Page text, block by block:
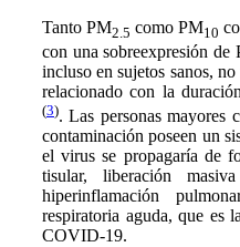
Tanto PM2.5 como PM10
con una sobreexpresión
incluso en sujetos sanos,
relacionado con la
(3). Las personas mayores
contaminación poseen un
el virus se propagaría de
tisular, liberación
hiperinflamación
respiratoria aguda, que es
COVID-19.